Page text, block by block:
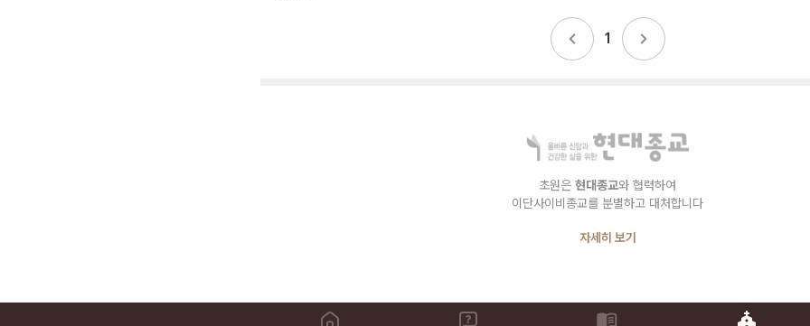
1
초원은 현대종교와 협력하여
이단사이비종교를 분별하고 대처합니다
자세히 보기